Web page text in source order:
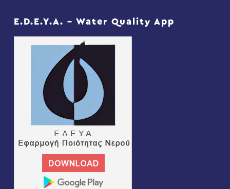
E.D.E.Y.A. – Water Quality App